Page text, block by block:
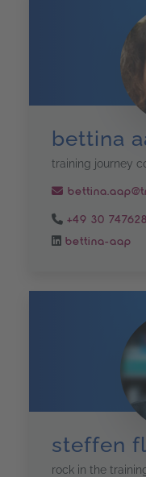
bettina
training journey
+49 30
bettina-aap
steffen
rock in the